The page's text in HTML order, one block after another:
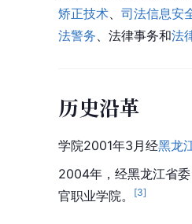
矫正技术
司法信息安
法警务 、法律事务和法
历史沿革
学院2001年3月经黑龙
2004年，经黑龙江省
官职业学院。
[3]